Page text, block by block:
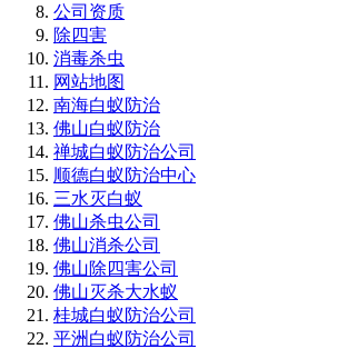
公司资质
除四害
消毒杀虫
网站地图
南海白蚁防治
佛山白蚁防治
禅城白蚁防治公司
顺德白蚁防治中心
三水灭白蚁
佛山杀虫公司
佛山消杀公司
佛山除四害公司
佛山灭杀大水蚁
桂城白蚁防治公司
平洲白蚁防治公司